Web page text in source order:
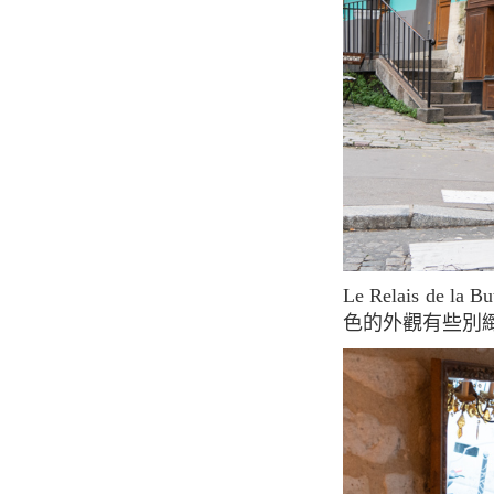
Le Relais de la Butte是一家成立於1672年的傳統法式餐廳，由於該建築過去是客棧，所以紅
色的外觀有些別